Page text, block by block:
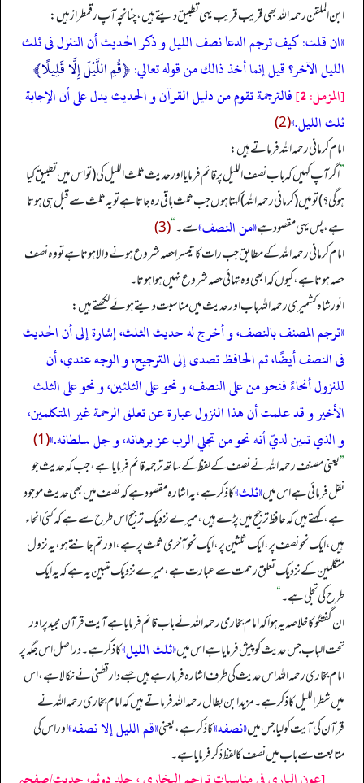
ابن الملقن رحمہ اللہ بھی قریب قریب یہی تطبیق دیتے ہیں، چنانچہ آپ رقمطراز ہیں:
«ان قلت: كيف ترجم الدعا نصف الليل و ذكر الحديث أن التنزل فى ثلث
الليل الآخر؟ قيل إنما أخذ ذالك من قوله تعالي:﴿قُمِ اللَّيْلَ إِلَّا قَلِيلًا﴾
[المزمل: 2]
فالترجمة تقوم من دليل القرآن و الحديث يدل على أن الإجابة
ثلث الليل.»(2)
امام کرمانی رحمہ اللہ فرماتے ہیں:
”اگر آپ کہیں کہ باب نصف اللیل پر قائم فرمایا اور حدیث ثلث اللیل کی (تو اس میں تطبیق کیا
ہوگی؟) تو میں (کرمانی رحمہ اللہ) کہتا ہوں جب ثلث باقی رہ جاتا ہے تو یہ ثلث سے قبل ہی ہوتا
ہے، پس یہی مقصود ہے«من النصف»سے۔“
(3)
امام کرمانی رحمہ اللہ کے مطابق جب رات کا تیسرا حصہ شروع ہونے والا ہوتا ہے تو وہ نصف
حصہ ہوتا ہے، کیوں کہ ابھی وہ تہائی حصہ شروع نہیں ہوا ہوتا۔
انور شاہ کشمیری رحمہ اللہ باب اور حدیث میں مناسبت دیتے ہوئے لکھتے ہیں:
«ترجم المصنف بالنصف، و أخرج له حديث الثلث، إشارة إلى أن الحديث
فى النصف أيضًا، ثم الحافظ تصدى إلى الترجيح، و الوجه عندي، أن
للنزول أنحاءً فنحو من على النصف، و نحو على الثلثين، و نحو على الثلث
الأخير و قد علمت أن هذا النزول عبارة عن تعلق الرحمة غير المتكلمين،
و الذي تبين لديّ أنه نحو من تجلي الرب عز برهانه، و جل سلطانه.»(1)
”یعنی مصنف رحمہ اللہ نے نصف کے لفظ کے ساتھ ترجمہ قائم فرمایا ہے، جب کہ حدیث جو
نقل فرمائی ہے اس میں«ثلث»کا ذکر ہے، یہ اشارہ مقصود ہے کہ نصف میں بھی حدیث موجود
ہے، کہتے ہیں کہ حافظ ترجیح میں پڑے ہیں، میرے نزدیک ترجیح اس طرح سے ہے کہ کئی انحاء
ہیں، ایک نحو نصف پر، ایک ثلثین پر، ایک نحو آخری ثلث پر ہے، اور تم جانتے ہو، یہ نزول
متکلمین کے نزدیک تعلق رحمت سے عبارت ہے، میرے نزدیک متبین یہ ہے کہ یہ ایک
طرح کی تجلی ہے۔“
ان گفتگو کا خلاصہ یہ ہوا کہ امام بخاری رحمہ اللہ نے باب قائم فرمایا ہے آیت قرآن مجید پر اور
تحت الباب جس حدیث کو پیش فرمایا ہے اس میں«ثلث الليل»کا ذکر ہے۔ دراصل اس جگہ پر
امام بخاری رحمہ اللہ اس حدیث کی طرف اشارہ فرما رہے ہیں جسے دارقطنی نے نکالا ہے، اس
میں شطر اللیل کا ذکر ہے۔ مزید ابن بطال رحمہ اللہ فرماتے ہیں کہ امام بخاری رحمہ اللہ نے
قرآن کی آیت کو لیا جس میں«نصفه»کا ذکر ہے، یعنی«قم الليل إلا نصفه»اور اس کی
متابعت سے باب میں نصف کا لفظ ذکر فرمایا ہے۔